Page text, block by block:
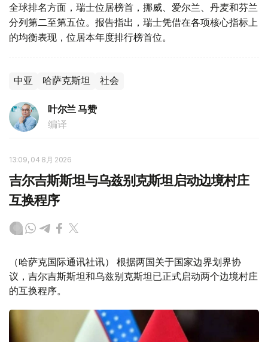
全球排名方面，瑞士位居榜首，挪威、爱尔兰、丹麦和芬兰
分列第二至第五位。报告指出，瑞士凭借在各项核心指标上
的均衡表现，位居本年度排行榜首位。
中亚 哈萨克斯坦 社会
叶尔兰 马赞
编译
13:09, 04 8月 2026
吉尔吉斯斯坦与乌兹别克斯坦启动边境村庄
互换程序
（哈萨克国际通讯社讯） 根据两国关于国家边界划界协
议，吉尔吉斯斯坦和乌兹别克斯坦已正式启动两个边境村庄
的互换程序。